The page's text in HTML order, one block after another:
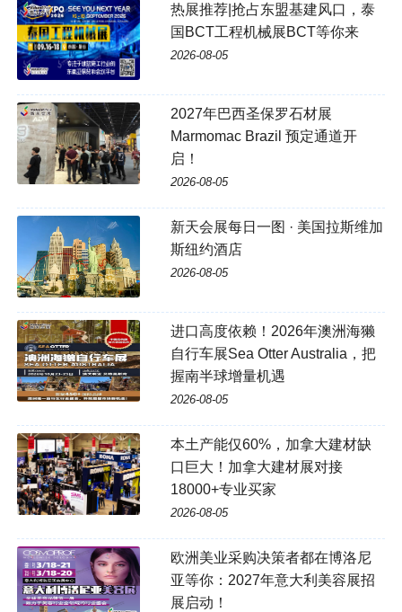
热展推荐|抢占东盟基建风口，泰
国BCT工程机械展BCT等你来
2026-08-05
2027年巴西圣保罗石材展
Marmomac Brazil 预定通道开
启！
2026-08-05
新天会展每日一图 · 美国拉斯维加
斯纽约酒店
2026-08-05
进口高度依赖！2026年澳洲海獭
自行车展Sea Otter Australia，把
握南半球增量机遇
2026-08-05
本土产能仅60%，加拿大建材缺
口巨大！加拿大建材展对接
18000+专业买家
2026-08-05
欧洲美业采购决策者都在博洛尼
亚等你：2027年意大利美容展招
展启动！